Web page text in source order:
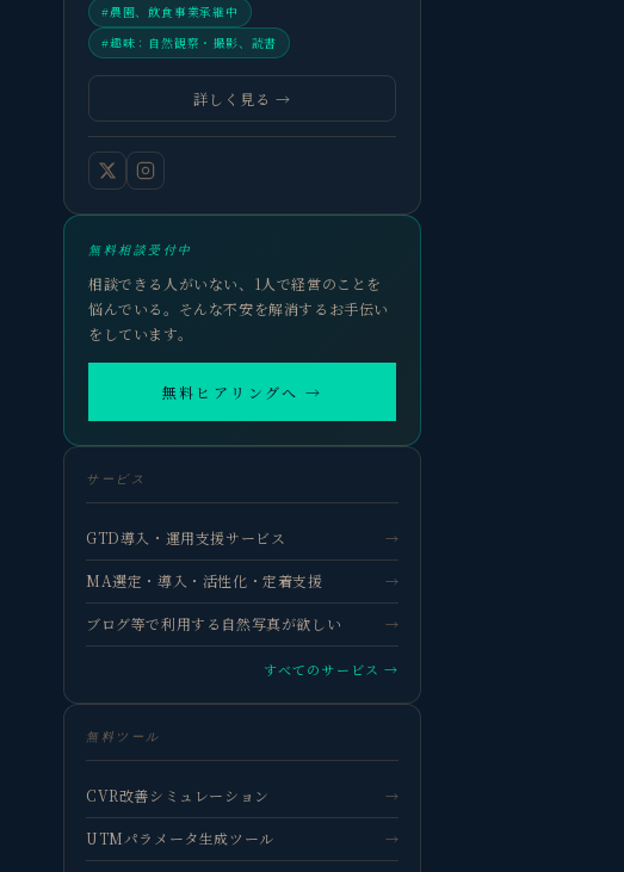
#農園、飲食事業承継中
#趣味：自然観察・撮影、読書
詳しく見る →
無料相談受付中
相談できる人がいない、1人で経営のことを
悩んでいる。そんな不安を解消するお手伝い
をしています。
無料ヒアリングへ →
サービス
GTD導入・運用支援サービス →
MA選定・導入・活性化・定着支援 →
ブログ等で利用する自然写真が欲しい →
すべてのサービス →
無料ツール
CVR改善シミュレーション →
UTMパラメータ生成ツール →